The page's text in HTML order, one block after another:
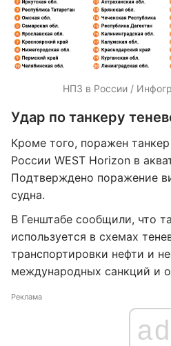
НПЗ в России /
Удар по танкеру
Кроме того, поражен
России WEST Horizon в
Подтверждено поражение
судна.
В Генштабе сообщили, что
используется в схемах
транспортировки нефти и
международных санкций и
Реклама
ad